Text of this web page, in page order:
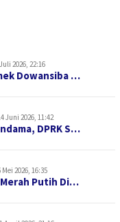
2026, 22:16
Dowansiba …
Juni 2026, 11:42
DPRK S…
2026, 16:35
Putih Di…